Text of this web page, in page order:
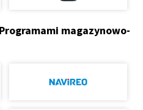
magazynowo-